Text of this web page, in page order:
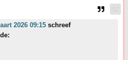
2026 09:15 schreef